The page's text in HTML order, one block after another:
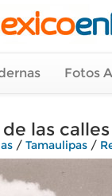
Fotos
de las
/ Tamaulipas /